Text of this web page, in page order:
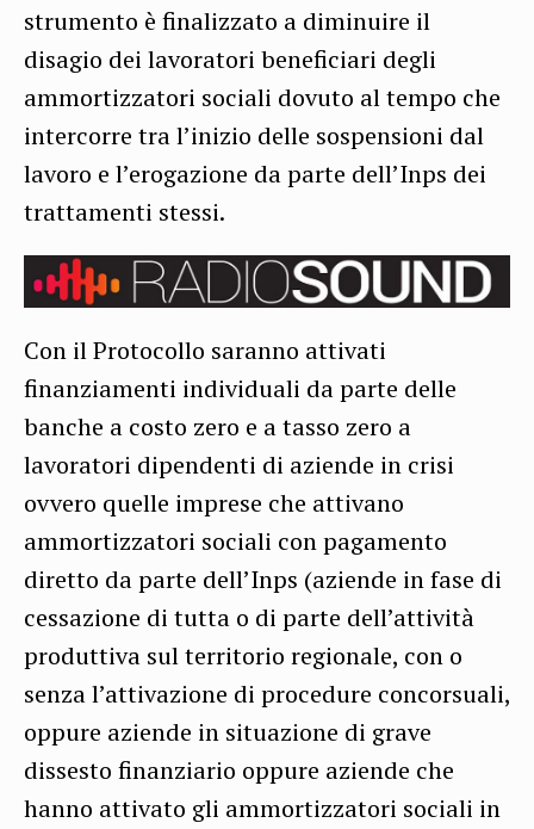
strumento è finalizzato a diminuire il
disagio dei lavoratori beneficiari degli
ammortizzatori sociali dovuto al tempo che
intercorre tra l’inizio delle sospensioni dal
lavoro e l’erogazione da parte dell’Inps dei
trattamenti stessi.
Con il Protocollo saranno attivati
finanziamenti individuali da parte delle
banche a costo zero e a tasso zero a
lavoratori dipendenti di aziende in crisi
ovvero quelle imprese che attivano
ammortizzatori sociali con pagamento
diretto da parte dell’Inps (aziende in fase di
cessazione di tutta o di parte dell’attività
produttiva sul territorio regionale, con o
senza l’attivazione di procedure concorsuali,
oppure aziende in situazione di grave
dissesto finanziario oppure aziende che
hanno attivato gli ammortizzatori sociali in